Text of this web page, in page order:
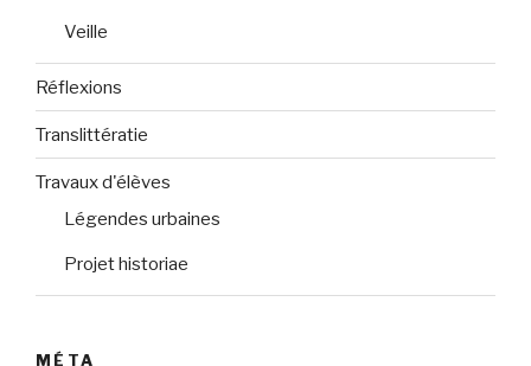
Veille
Réflexions
Translittératie
Travaux d'élèves
Légendes urbaines
Projet historiae
MÉTA